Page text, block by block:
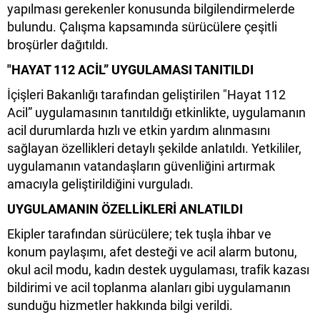
yapılması gerekenler konusunda bilgilendirmelerde
bulundu. Çalışma kapsamında sürücülere çeşitli
broşürler dağıtıldı.
"HAYAT 112 ACİL” UYGULAMASI TANITILDI
İçişleri Bakanlığı tarafından geliştirilen "Hayat 112
Acil” uygulamasının tanıtıldığı etkinlikte, uygulamanın
acil durumlarda hızlı ve etkin yardım alınmasını
sağlayan özellikleri detaylı şekilde anlatıldı. Yetkililer,
uygulamanın vatandaşların güvenliğini artırmak
amacıyla geliştirildiğini vurguladı.
UYGULAMANIN ÖZELLİKLERİ ANLATILDI
Ekipler tarafından sürücülere; tek tuşla ihbar ve
konum paylaşımı, afet desteği ve acil alarm butonu,
okul acil modu, kadın destek uygulaması, trafik kazası
bildirimi ve acil toplanma alanları gibi uygulamanın
sunduğu hizmetler hakkında bilgi verildi.